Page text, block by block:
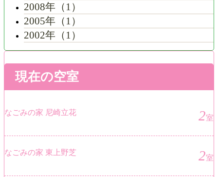
2008年（1）
2005年（1）
2002年（1）
現在の空室
なごみの家 尼崎立花 2室
なごみの家 東上野芝 2室